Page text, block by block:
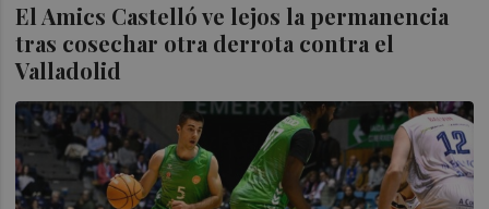
El Amics Castelló ve lejos la permanencia
tras cosechar otra derrota contra el
Valladolid